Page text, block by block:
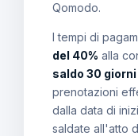
Qomodo.
I tempi di
del 40% alla
saldo 30
prenotazioni
dalla data di
saldate all'atto